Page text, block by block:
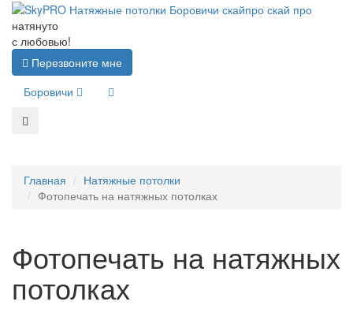
натянуто
с любовью!
Перезвоните мне
Боровичи
Главная
Натяжные потолки
Фотопечать на натяжных потолках
Фотопечать на натяжных
потолках